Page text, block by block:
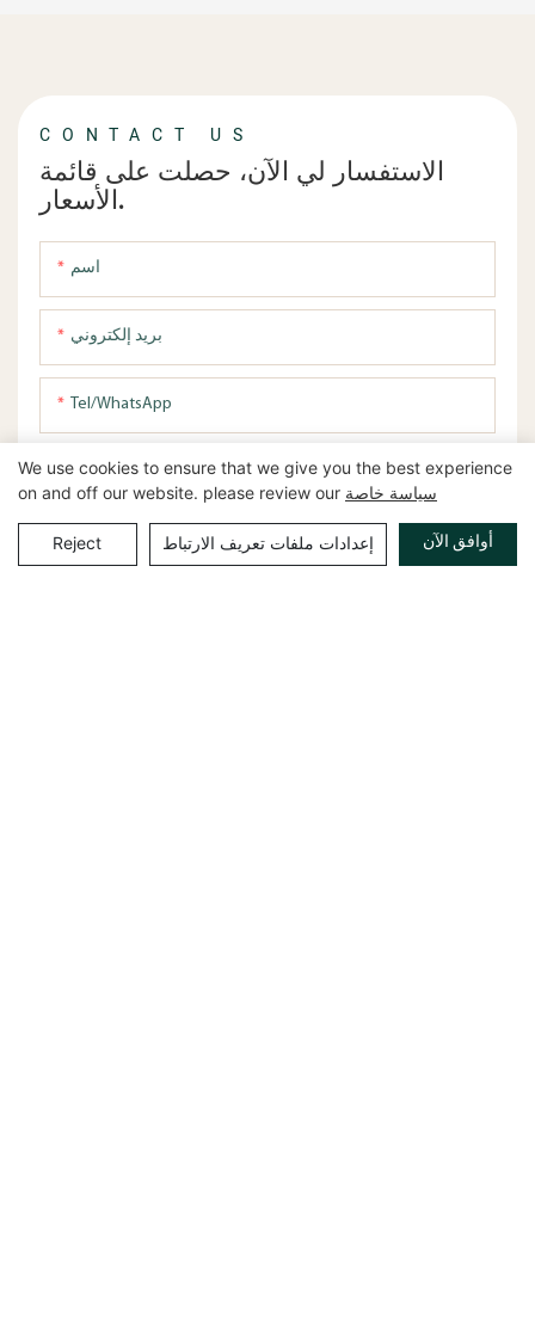
CONTACT US
الاستفسار لي الآن، حصلت على قائمة
الأسعار.
اسم
بريد إلكتروني
Tel/WhatsApp
تحميل متطلباتك
المحتوى
We use cookies to ensure that we give you the best experience
on and off our website. please review our سياسة خاصة
Reject إعدادات ملفات تعريف الارتباط أوافق الآن